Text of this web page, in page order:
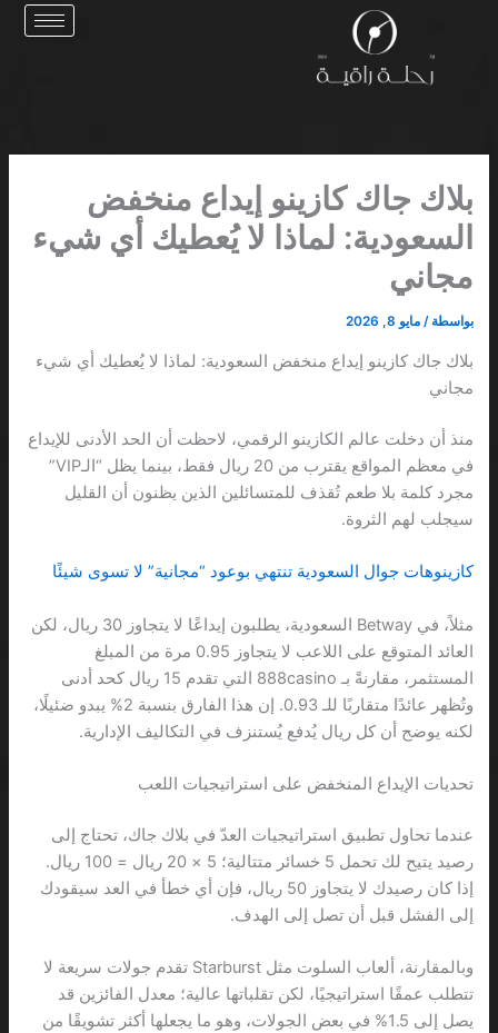
بلاك جاك كازينو إيداع منخفض
السعودية: لماذا لا يُعطيك أي شيء
مجاني
بواسطة /مايو 8, 2026
بلاك جاك كازينو إيداع منخفض السعودية: لماذا لا يُعطيك أي شيء
مجاني
منذ أن دخلت عالم الكازينو الرقمي، لاحظت أن الحد الأدنى للإيداع
في معظم المواقع يقترب من 20 ريال فقط، بينما يظل “الـVIP”
مجرد كلمة بلا طعم تُقذف للمتسائلين الذين يظنون أن القليل
سيجلب لهم الثروة.
كازينوهات جوال السعودية تنتهي بوعود “مجانية” لا تسوى شيئًا
مثلاً، في Betway السعودية، يطلبون إيداعًا لا يتجاوز 30 ريال، لكن
العائد المتوقع على اللاعب لا يتجاوز 0.95 مرة من المبلغ
المستثمر، مقارنةً بـ 888casino التي تقدم 15 ريال كحد أدنى
وتُظهر عائدًا متقاربًا للـ 0.93. إن هذا الفارق بنسبة 2% يبدو ضئيلًا،
لكنه يوضح أن كل ريال يُدفع يُستنزف في التكاليف الإدارية.
تحديات الإيداع المنخفض على استراتيجيات اللعب
عندما تحاول تطبيق استراتيجيات العدّ في بلاك جاك، تحتاج إلى
رصيد يتيح لك تحمل 5 خسائر متتالية؛ 5 × 20 ريال = 100 ريال.
إذا كان رصيدك لا يتجاوز 50 ريال، فإن أي خطأ في العد سيقودك
إلى الفشل قبل أن تصل إلى الهدف.
وبالمقارنة، ألعاب السلوت مثل Starburst تقدم جولات سريعة لا
تتطلب عمقًا استراتيجيًا، لكن تقلباتها عالية؛ معدل الفائزين قد
يصل إلى 1.5% في بعض الجولات، وهو ما يجعلها أكثر تشويقًا من